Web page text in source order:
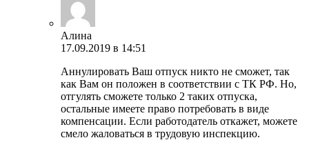
Алина
17.09.2019 в 14:51
Аннулировать Ваш отпуск никто не сможет, так
как Вам он положен в соответствии с ТК РФ. Но,
отгулять сможете только 2 таких отпуска,
остальные имеете право потребовать в виде
компенсации. Если работодатель откажет, можете
смело жаловаться в трудовую инспекцию.